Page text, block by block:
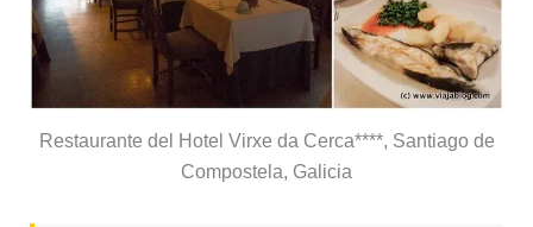
Restaurante del Hotel Virxe da Cerca****, Santiago de
Compostela, Galicia